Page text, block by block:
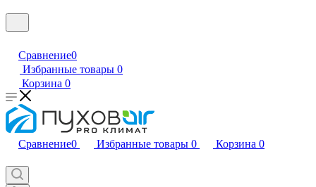
Сравнение0
Избранные товары 0
Корзина 0
Сравнение0 Избранные товары 0 Корзина 0